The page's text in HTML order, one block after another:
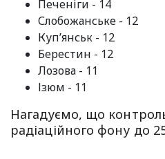
Печеніги - 14
Слобожанське - 12
Куп’янськ - 12
Берестин - 12
Лозова - 11
Ізюм - 11
Нагадуємо, що
радіаційного фону до